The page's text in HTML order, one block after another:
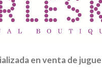
en venta de